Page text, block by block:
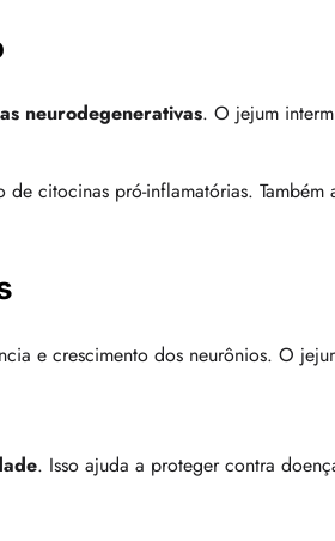
neurodegenerativas. O jejum
citocinas pró-inflamatórias.
e crescimento dos neurônios. O
. Isso ajuda a proteger contra